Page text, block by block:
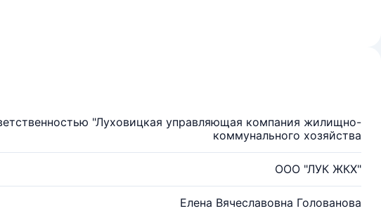
"Луховицкая управляющая компания жилищно-
коммунального хозяйства
ООО "ЛУК ЖКХ"
Елена Вячеславовна Голованова